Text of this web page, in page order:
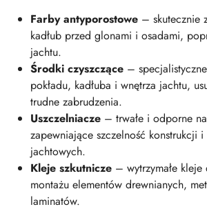
Farby antyporostowe – skutecznie
kadłub przed glonami i osadami,
jachtu.
Środki czyszczące –
pokładu, kadłuba i wnętrza jachtu,
trudne zabrudzenia.
Uszczelniacze – trwałe i odporne
zapewniające szczelność konstrukcji
jachtowych.
Kleje szkutnicze – wytrzymałe
montażu elementów drewnianych,
laminatów.